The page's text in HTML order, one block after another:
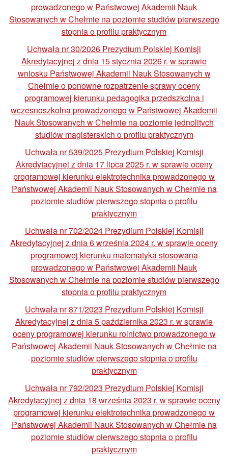
prowadzonego w Państwowej Akademii Nauk
Stosowanych w Chełmie na poziomie studiów pierwszego
stopnia o profilu praktycznym
Uchwała nr 30/2026 Prezydium Polskiej Komisji
Akredytacyjnej z dnia 15 stycznia 2026 r. w sprawie
wniosku Państwowej Akademii Nauk Stosowanych w
Chełmie o ponowne rozpatrzenie sprawy oceny
programowej kierunku pedagogika przedszkolna i
wczesnoszkolna prowadzonego w Państwowej Akademii
Nauk Stosowanych w Chełmie na poziomie jednolitych
studiów magisterskich o profilu praktycznym
Uchwała nr 539/2025 Prezydium Polskiej Komisji
Akredytacyjnej z dnia 17 lipca 2025 r. w sprawie oceny
programowej kierunku elektrotechnika prowadzonego w
Państwowej Akademii Nauk Stosowanych w Chełmie na
poziomie studiów pierwszego stopnia o profilu
praktycznym
Uchwała nr 702/2024 Prezydium Polskiej Komisji
Akredytacyjnej z dnia 6 września 2024 r. w sprawie oceny
programowej kierunku matematyka stosowana
prowadzonego w Państwowej Akademii Nauk
Stosowanych w Chełmie na poziomie studiów pierwszego
stopnia o profilu praktycznym
Uchwała nr 871/2023 Prezydium Polskiej Komisji
Akredytacyjnej z dnia 5 października 2023 r. w sprawie
oceny programowej kierunku rolnictwo prowadzonego w
Państwowej Akademii Nauk Stosowanych w Chełmie na
poziomie studiów pierwszego stopnia o profilu
praktycznym
Uchwała nr 792/2023 Prezydium Polskiej Komisji
Akredytacyjnej z dnia 18 września 2023 r. w sprawie oceny
programowej kierunku elektrotechnika prowadzonego w
Państwowej Akademii Nauk Stosowanych w Chełmie na
poziomie studiów pierwszego stopnia o profilu
praktycznym